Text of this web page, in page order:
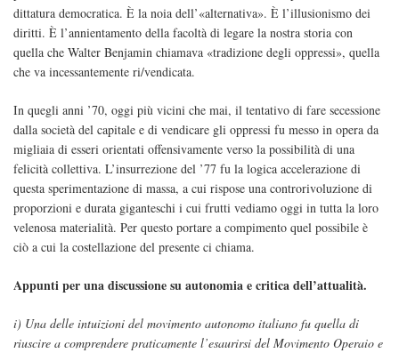
dittatura democratica. È la noia dell’«alternativa». È l’illusionismo dei
diritti. È l’annientamento della facoltà di legare la nostra storia con
quella che Walter Benjamin chiamava «tradizione degli oppressi», quella
che va incessantemente ri/vendicata.
In quegli anni ’70, oggi più vicini che mai, il tentativo di fare secessione
dalla società del capitale e di vendicare gli oppressi fu messo in opera da
migliaia di esseri orientati offensivamente verso la possibilità di una
felicità collettiva. L’insurrezione del ’77 fu la logica accelerazione di
questa sperimentazione di massa, a cui rispose una controrivoluzione di
proporzioni e durata giganteschi i cui frutti vediamo oggi in tutta la loro
velenosa materialità. Per questo portare a compimento quel possibile è
ciò a cui la costellazione del presente ci chiama.
Appunti per una discussione su autonomia e critica dell’attualità.
i) Una delle intuizioni del movimento autonomo italiano fu quella di
riuscire a comprendere praticamente l’esaurirsi del Movimento Operaio e